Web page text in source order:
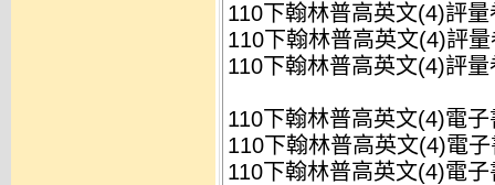
110下翰林普高英文(4)評量
110下翰林普高英文(4)評
110下翰林普高英文(4)評
110下翰林普高英文(4)電子
110下翰林普高英文(4)電
110下翰林普高英文(4)電